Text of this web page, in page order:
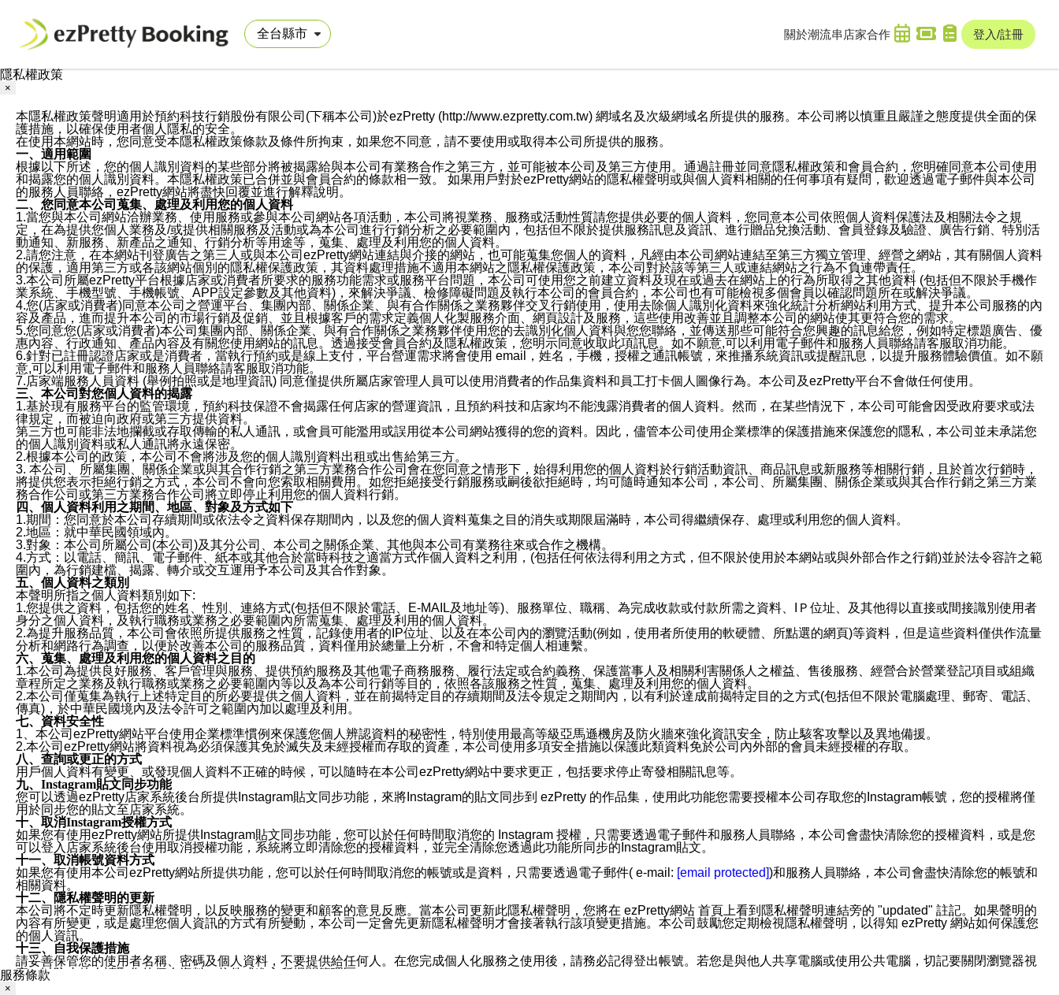
關於潮流串 店家合作 登入/註冊
隱私權政策
×
本隱私權政策聲明適用於預約科技行銷股份有限公司(下稱本公司)於ezPretty (http://www.ezpretty.com.tw) 網域名及次級網域名所提供的服務。本公司將以慎重且嚴謹之態度提供全面的保
護措施，以確保使用者個人隱私的安全。
在使用本網站時，您同意受本隱私權政策條款及條件所拘束，如果您不同意，請不要使用或取得本公司所提供的服務。
一、適用範圍
根據以下所述，您的個人識別資料的某些部分將被揭露給與本公司有業務合作之第三方，並可能被本公司及第三方使用。通過註冊並同意隱私權政策和會員合約，您明確同意本公司使用
和揭露您的個人識別資料。本隱私權政策已合併並與會員合約的條款相一致。 如果用戶對於ezPretty網站的隱私權聲明或與個人資料相關的任何事項有疑問，歡迎透過電子郵件與本公司
的服務人員聯絡，ezPretty網站將盡快回覆並進行解釋說明。
二、您同意本公司蒐集、處理及利用您的個人資料
1.當您與本公司網站洽辦業務、使用服務或參與本公司網站各項活動，本公司將視業務、服務或活動性質請您提供必要的個人資料，您同意本公司依照個人資料保護法及相關法令之規
定，在為提供您個人業務及/或提供相關服務及活動或為本公司進行行銷分析之必要範圍內，包括但不限於提供服務訊息及資訊、進行贈品兌換活動、會員登錄及驗證、廣告行銷、特別活
動通知、新服務、新產品之通知、行銷分析等用途等，蒐集、處理及利用您的個人資料。
2.請您注意，在本網站刊登廣告之第三人或與本公司ezPretty網站連結與介接的網站，也可能蒐集您個人的資料，凡經由本公司網站連結至第三方獨立管理、經營之網站，其有關個人資料
的保護，適用第三方或各該網站個別的隱私權保護政策，其資料處理措施不適用本網站之隱私權保護政策，本公司對於該等第三人或連結網站之行為不負連帶責任。
3.本公司所屬ezPretty平台根據店家或消費者所要求的服務功能需求或服務平台問題，本公司可使用您之前建立資料及現在或過去在網站上的行為所取得之其他資料 (包括但不限於手機作
業系統、手機型號、手機帳號、APP設定參數及其他資料)，來解決爭議、檢修障礙問題及執行本公司的會員合約，本公司也有可能檢視多個會員以確認問題所在或解決爭議。
4.您(店家或消費者)同意本公司之營運平台、集團內部、關係企業、與有合作關係之業務夥伴交叉行銷使用，使用去除個人識別化資料來強化統計分析網站利用方式、提升本公司服務的內
容及產品，進而提升本公司的市場行銷及促銷、並且根據客戶的需求定義個人化製服務介面、網頁設計及服務，這些使用改善並且調整本公司的網站使其更符合您的需求。
5.您同意您(店家或消費者)本公司集團內部、關係企業、與有合作關係之業務夥伴使用您的去識別化個人資料與您您聯絡，並傳送那些可能符合您興趣的訊息給您，例如特定標題廣告、優
惠內容、行政通知、產品內容及有關您使用網站的訊息。透過接受會員合約及隱私權政策，您明示同意收取此項訊息。如不願意,可以利用電子郵件和服務人員聯絡請客服取消功能。
6.針對已註冊認證店家或是消費者，當執行預約或是線上支付，平台營運需求將會使用 email，姓名，手機，授權之通訊帳號，來推播系統資訊或提醒訊息，以提升服務體驗價值。如不願
意,可以利用電子郵件和服務人員聯絡請客服取消功能。
7.店家端服務人員資料 (舉例拍照或是地理資訊) 同意僅提供所屬店家管理人員可以使用消費者的作品集資料和員工打卡個人圖像行為。本公司及ezPretty平台不會做任何使用。
三、本公司對您個人資料的揭露
1.基於現有服務平台的監管環境，預約科技保證不會揭露任何店家的營運資訊，且預約科技和店家均不能洩露消費者的個人資料。然而，在某些情況下，本公司可能會因受政府要求或法
律規定，而被迫向政府或第三方提供資料。
第三方也可能非法地攔截或存取傳輸的私人通訊，或會員可能濫用或誤用從本公司網站獲得的您的資料。因此，儘管本公司使用企業標準的保護措施來保護您的隱私，本公司並未承諾您
的個人識別資料或私人通訊將永遠保密。
2.根據本公司的政策，本公司不會將涉及您的個人識別資料出租或出售給第三方。
3. 本公司、所屬集團、關係企業或與其合作行銷之第三方業務合作公司會在您同意之情形下，始得利用您的個人資料於行銷活動資訊、商品訊息或新服務等相關行銷，且於首次行銷時，
將提供您表示拒絕行銷之方式，本公司不會向您索取相關費用。如您拒絕接受行銷服務或嗣後欲拒絕時，均可隨時通知本公司，本公司、所屬集團、關係企業或與其合作行銷之第三方業
務合作公司或第三方業務合作公司將立即停止利用您的個人資料行銷。
四、個人資料利用之期間、地區、對象及方式如下
1.期間：您同意於本公司存續期間或依法令之資料保存期間內，以及您的個人資料蒐集之目的消失或期限屆滿時，本公司得繼續保存、處理或利用您的個人資料。
2.地區：就中華民國領域內。
3.對象：本公司所屬公司(本公司)及其分公司、本公司之關係企業、其他與本公司有業務往來或合作之機構。
4.方式：以電話、簡訊、電子郵件、紙本或其他合於當時科技之適當方式作個人資料之利用，(包括任何依法得利用之方式，但不限於使用於本網站或與外部合作之行銷)並於法令容許之範
圍內，為行銷建檔、揭露、轉介或交互運用予本公司及其合作對象。
五、個人資料之類別
本聲明所指之個人資料類別如下:
1.您提供之資料，包括您的姓名、性別、連絡方式(包括但不限於電話、E-MAIL及地址等)、服務單位、職稱、為完成收款或付款所需之資料、IＰ位址、及其他得以直接或間接識別使用者
身分之個人資料，及執行職務或業務之必要範圍內所需蒐集、處理及利用的個人資料。
2.為提升服務品質，本公司會依照所提供服務之性質，記錄使用者的IP位址、以及在本公司內的瀏覽活動(例如，使用者所使用的軟硬體、所點選的網頁)等資料，但是這些資料僅供作流量
分析和網路行為調查，以便於改善本公司的服務品質，資料僅用於總量上分析，不會和特定個人相連繫。
六、蒐集、處理及利用您的個人資料之目的
1.本公司為提供良好服務、客戶管理與服務、提供預約服務及其他電子商務服務、履行法定或合約義務、保護當事人及相關利害關係人之權益、售後服務、經營合於營業登記項目或組織
章程所定之業務及執行職務或業務之必要範圍內等以及為本公司行銷等目的，依照各該服務之性質，蒐集、處理及利用您的個人資料。
2.本公司僅蒐集為執行上述特定目的所必要提供之個人資料，並在前揭特定目的存續期間及法令規定之期間內，以有利於達成前揭特定目的之方式(包括但不限於電腦處理、郵寄、電話、
傳真)，於中華民國境內及法令許可之範圍內加以處理及利用。
七、資料安全性
1、本公司ezPretty網站平台使用企業標準慣例來保護您個人辨認資料的秘密性，特別使用最高等級亞馬遜機房及防火牆來強化資訊安全，防止駭客攻擊以及異地備援。
2.本公司ezPretty網站將資料視為必須保護其免於滅失及未經授權而存取的資產，本公司使用多項安全措施以保護此類資料免於公司內外部的會員未經授權的存取。
八、查詢或更正的方式
用戶個人資料有變更、或發現個人資料不正確的時候，可以隨時在本公司ezPretty網站中要求更正，包括要求停止寄發相關訊息等。
九、Instagram貼文同步功能
您可以透過ezPretty店家系統後台所提供Instagram貼文同步功能，來將Instagram的貼文同步到 ezPretty 的作品集，使用此功能您需要授權本公司存取您的Instagram帳號，您的授權將僅
用於同步您的貼文至店家系統。
十、取消Instagram授權方式
如果您有使用ezPretty網站所提供Instagram貼文同步功能，您可以於任何時間取消您的 Instagram 授權，只需要透過電子郵件和服務人員聯絡，本公司會盡快清除您的授權資料，或是您
可以登入店家系統後台使用取消授權功能，系統將立即清除您的授權資料，並完全清除您透過此功能所同步的Instagram貼文。
十一、取消帳號資料方式
如果您有使用本公司ezPretty網站所提供功能，您可以於任何時間取消您的帳號或是資料，只需要透過電子郵件( e-mail: [email protected])和服務人員聯絡，本公司會盡快清除您的帳號和
相關資料。
十二、隱私權聲明的更新
本公司將不定時更新隱私權聲明，以反映服務的變更和顧客的意見反應。當本公司更新此隱私權聲明，您將在 ezPretty網站 首頁上看到隱私權聲明連結旁的 "updated" 註記。如果聲明的
內容有所變更，或是處理您個人資訊的方式有所變動，本公司一定會先更新隱私權聲明才會接著執行該項變更措施。本公司鼓勵您定期檢視隱私權聲明，以得知 ezPretty 網站如何保護您
的個人資訊。
十三、自我保護措施
請妥善保管您的使用者名稱、密碼及個人資料，不要提供給任何人。在您完成個人化服務之使用後，請務必記得登出帳號。若您是與他人共享電腦或使用公共電腦，切記要關閉瀏覽器視
窗，以防止他人讀取您的個人資料、信件或進入所機關管理區。
服務條款
×